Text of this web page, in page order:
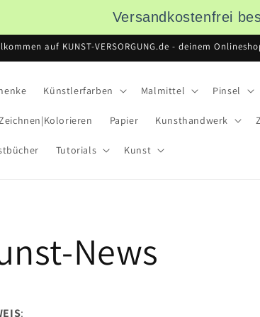
Versandkostenfrei
auf KUNST-VERSORGUNG.de - deinem
Künstlerfarben Malmittel Pinsel
Papier Kunsthandwerk
Tutorials Kunst
News
: